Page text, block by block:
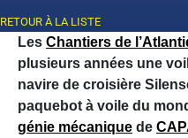
RETOUR À LA LISTE
Les Chantiers de
plusieurs années une
navire de croisière
paquebot à voile du
génie mécanique de